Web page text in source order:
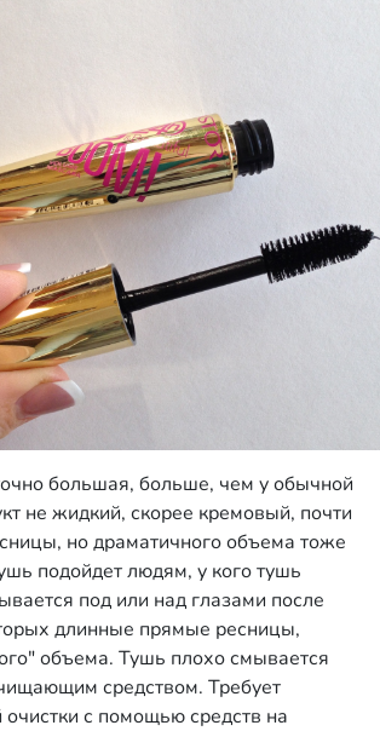
большая, больше, чем у обычной
не жидкий, скорее кремовый, почти
но драматичного объема тоже
подойдет людям, у кого тушь
под или над глазами после
длинные прямые ресницы,
объема. Тушь плохо смывается
средством. Требует
с помощью средств на